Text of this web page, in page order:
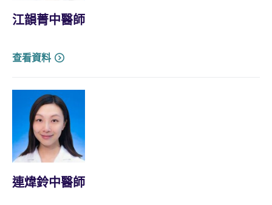
江韻菁中醫師
查看資料
連煒鈴中醫師